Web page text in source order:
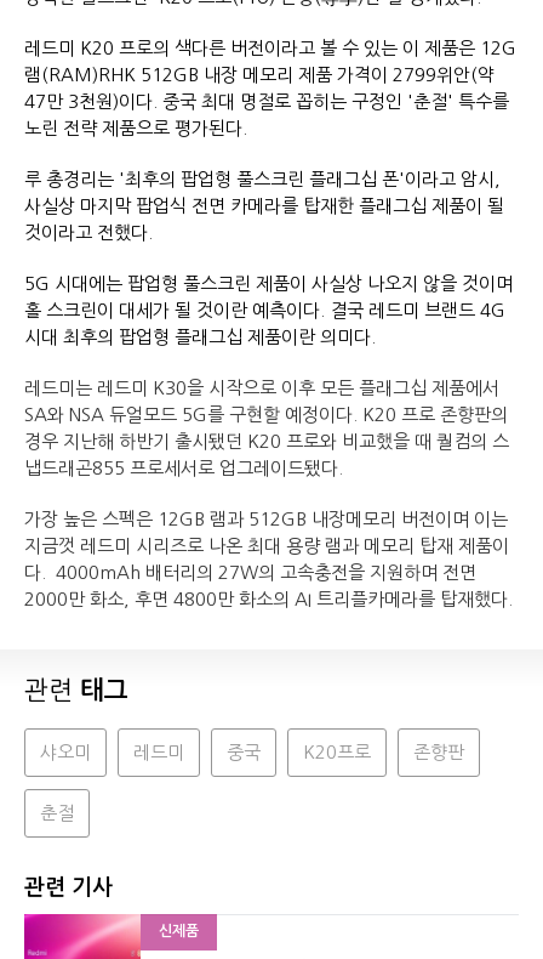
레드미 K20 프로의 색다른 버전이라고 볼 수 있는 이 제품은 12G
램(RAM)RHK 512GB 내장 메모리 제품 가격이 2799위안(약
47만 3천원)이다. 중국 최대 명절로 꼽히는 구정인 '춘절' 특수를
노린 전략 제품으로 평가된다.
루 총경리는 '최후의 팝업형 풀스크린 플래그십 폰'이라고 암시,
사실상 마지막 팝업식 전면 카메라를 탑재한 플래그십 제품이 될
것이라고 전했다.
5G 시대에는 팝업형 풀스크린 제품이 사실상 나오지 않을 것이며
홀 스크린이 대세가 될 것이란 예측이다. 결국 레드미 브랜드 4G
시대 최후의 팝업형 플래그십 제품이란 의미다.
레드미는 레드미 K30을 시작으로 이후 모든 플래그십 제품에서
SA와 NSA 듀얼모드 5G를 구현할 예정이다.
K20 프로 존향판의
경우 지난해 하반기 출시됐던 K20 프로와 비교했을 때 퀄컴의 스
냅드래곤855 프로세서로 업그레이드됐다.
가장 높은 스펙은 12GB 램과 512GB 내장메모리 버전이며 이는
지금껏 레드미 시리즈로 나온 최대 용량 램과 메모리 탑재 제품이
다. 4000mAh 배터리의 27W의 고속충전을 지원하며 전면
2000만 화소, 후면 4800만 화소의 AI 트리플카메라를 탑재했다.
관련 태그
샤오미 레드미 중국 K20프로 존향판
춘절
관련 기사
신제품